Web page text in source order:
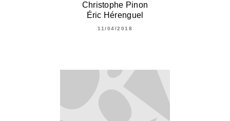
Christophe Pinon
Éric Hérenguel
11/04/2018